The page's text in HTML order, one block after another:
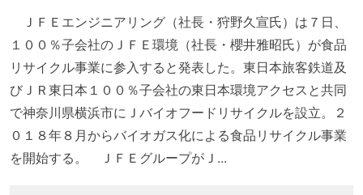
ＪＦＥエンジニアリング（社長・狩野久宣氏）は７日、
１００％子会社のＪＦＥ環境（社長・櫻井雅昭氏）が食品
リサイクル事業に参入すると発表した。東日本旅客鉄道及
びＪＲ東日本１００％子会社の東日本環境アクセスと共同
で神奈川県横浜市にＪバイオフードリサイクルを設立。２
０１８年８月からバイオガス化による食品リサイクル事業
を開始する。 ＪＦＥグループがＪ...